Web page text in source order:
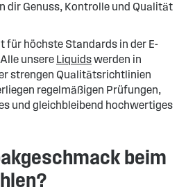
dir Genuss, Kontrolle und Qualität
für höchste Standards in der E-
unsere Liquidswerden in
strengen Qualitätsrichtlinien
regelmäßigen Prüfungen,
und gleichbleibend hochwertiges
beim